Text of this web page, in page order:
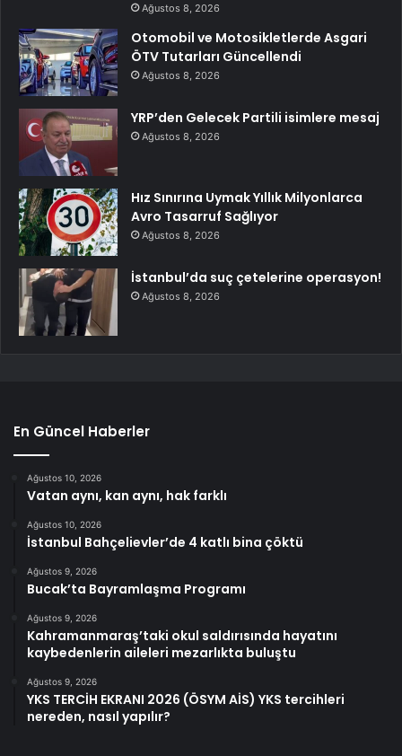
Ağustos 8, 2026
Otomobil ve Motosikletlerde Asgari
ÖTV Tutarları Güncellendi
Ağustos 8, 2026
YRP’den Gelecek Partili isimlere mesaj
Ağustos 8, 2026
Hız Sınırına Uymak Yıllık Milyonlarca
Avro Tasarruf Sağlıyor
Ağustos 8, 2026
İstanbul’da suç çetelerine operasyon!
Ağustos 8, 2026
En Güncel Haberler
Ağustos 10, 2026
Vatan aynı, kan aynı, hak farklı
Ağustos 10, 2026
İstanbul Bahçelievler’de 4 katlı bina çöktü
Ağustos 9, 2026
Bucak’ta Bayramlaşma Programı
Ağustos 9, 2026
Kahramanmaraş’taki okul saldırısında hayatını
kaybedenlerin aileleri mezarlıkta buluştu
Ağustos 9, 2026
YKS TERCİH EKRANI 2026 (ÖSYM AİS) YKS tercihleri
nereden, nasıl yapılır?